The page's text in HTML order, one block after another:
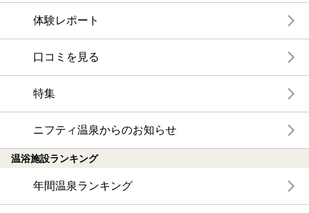
体験レポート
口コミを見る
特集
ニフティ温泉からのお知らせ
温浴施設ランキング
年間温泉ランキング